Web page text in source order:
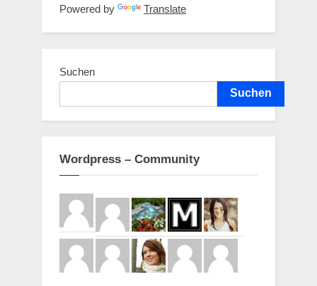
Powered by Translate
Suchen
Suchen
Wordpress – Community